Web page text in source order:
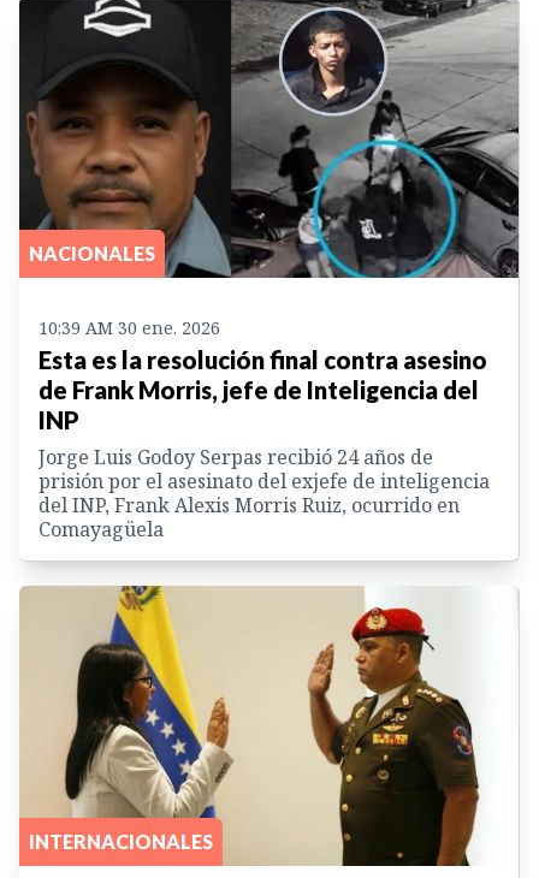
NACIONALES
10:39 AM 30 ene. 2026
Esta es la resolución final contra asesino
de Frank Morris, jefe de Inteligencia del
INP
Jorge Luis Godoy Serpas recibió 24 años de
prisión por el asesinato del exjefe de inteligencia
del INP, Frank Alexis Morris Ruiz, ocurrido en
Comayagüela
INTERNACIONALES